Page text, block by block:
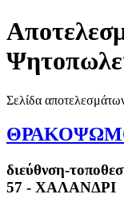
Σελίδα
διεύθνση-
57 - ΧΑΛΑΝΔΡΙ